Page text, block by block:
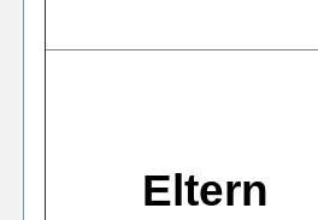
Eltern